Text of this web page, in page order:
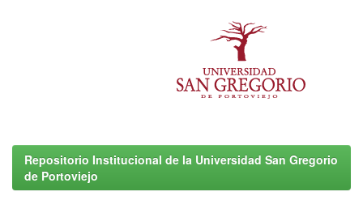
Repositorio Institucional de la Universidad San Gregorio
de Portoviejo